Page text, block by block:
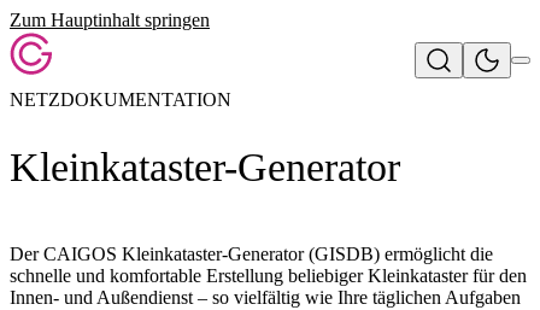
Zum Hauptinhalt springen
NETZDOKUMENTATION
Kleinkataster-Generator
DerCAIGOS Kleinkataster-Generator(GISDB) ermöglicht die
schnelle und komfortable Erstellung beliebiger Kleinkataster für den
Innen- und Außendienst – so vielfältig wie Ihre täglichen Aufgaben